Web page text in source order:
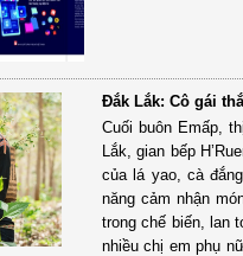
Đắk Lắk: Cô gái
Cuối buôn Emấp,
Lắk, gian bếp
của lá yao, cà
năng cảm nhận
trong chế biến, lan
nhiều chị em phụ